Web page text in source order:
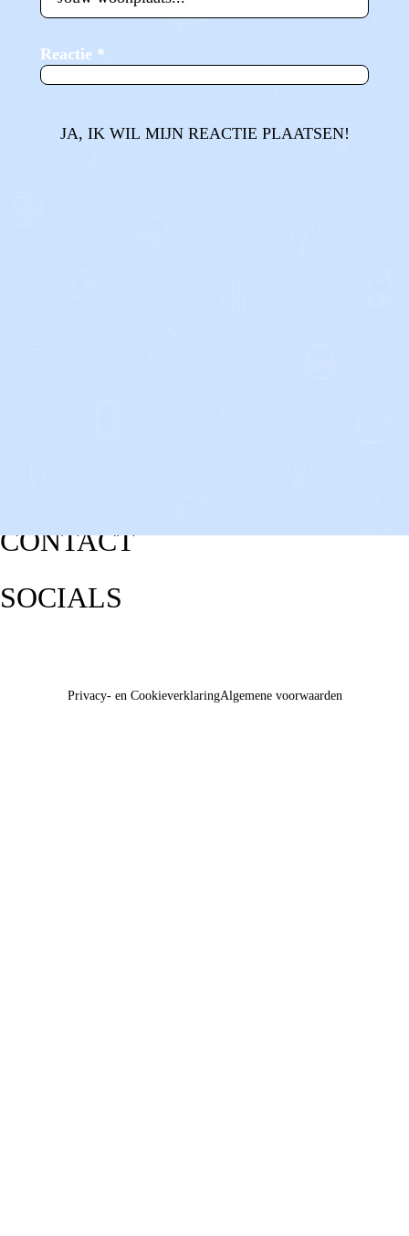
Reactie *
JA, IK WIL MIJN REACTIE PLAATSEN!
CONTACT
SOCIALS
Privacy- en CookieverklaringAlgemene voorwaarden